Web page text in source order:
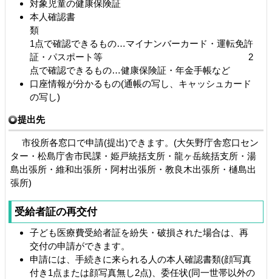
対象児童の健康保険証
本人確認書
1点で確認できるもの…マイナンバーカード・運転免許
証・パスポート等 2
点で確認できるもの…健康保険証・年金手帳など
口座情報が分かるもの(通帳の写し、キャッシュカード
の写し)
提出先
市役所各窓口で申請(提出)できます。(大矢野庁舎窓口セン
ター・松島庁舎市民課・姫戸統括支所・龍ヶ岳統括支所・湯
島出張所・維和出張所・阿村出張所・教良木出張所・樋島出
張所)
受給者証の再交付
子ども医療費受給者証を紛失・破損された場合は、再
交付の申請ができます。
申請には、手続きに来られる人の本人確認書類(顔写真
付き1点または顔写真無し2点)、委任状(同一世帯以外の